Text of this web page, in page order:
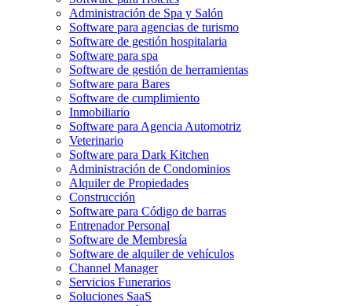
Administración de Spa y Salón
Software para agencias de turismo
Software de gestión hospitalaria
Software para spa
Software de gestión de herramientas
Software para Bares
Software de cumplimiento
Inmobiliario
Software para Agencia Automotriz
Veterinario
Software para Dark Kitchen
Administración de Condominios
Alquiler de Propiedades
Construcción
Software para Código de barras
Entrenador Personal
Software de Membresía
Software de alquiler de vehículos
Channel Manager
Servicios Funerarios
Soluciones SaaS